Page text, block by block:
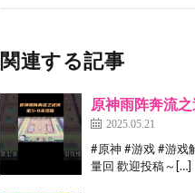
関連する記事
原神雨阵奔流
2025.05.21
#原神 #游戏 #游戏
量回 歡迎投稿～[…]